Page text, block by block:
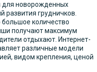
для новорожденных
развития грудничков.
количество
получают максимум
отдыхают. Интернет-
различные модели
видом крепления, ценой